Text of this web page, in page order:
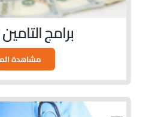
برامج
مشاهدة